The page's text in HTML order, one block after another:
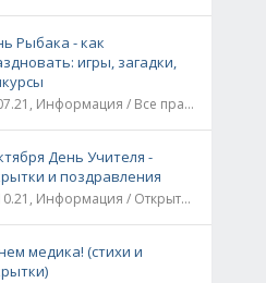
Рыбака - как
игры, загадки,
10.07.21, Информация / Все праздники
День Учителя -
и поздравления
04.10.21, Информация / Открытки / Все праздники
медика! (стихи и